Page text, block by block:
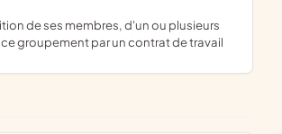
ce groupement par un contrat de travail